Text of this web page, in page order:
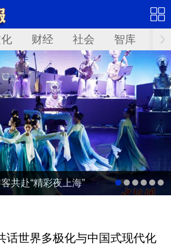
财经 社会 智库
共赴“精彩夜上海”
话世界多极化与中国式现代化